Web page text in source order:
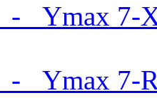
Ymax 7-
Ymax 7-